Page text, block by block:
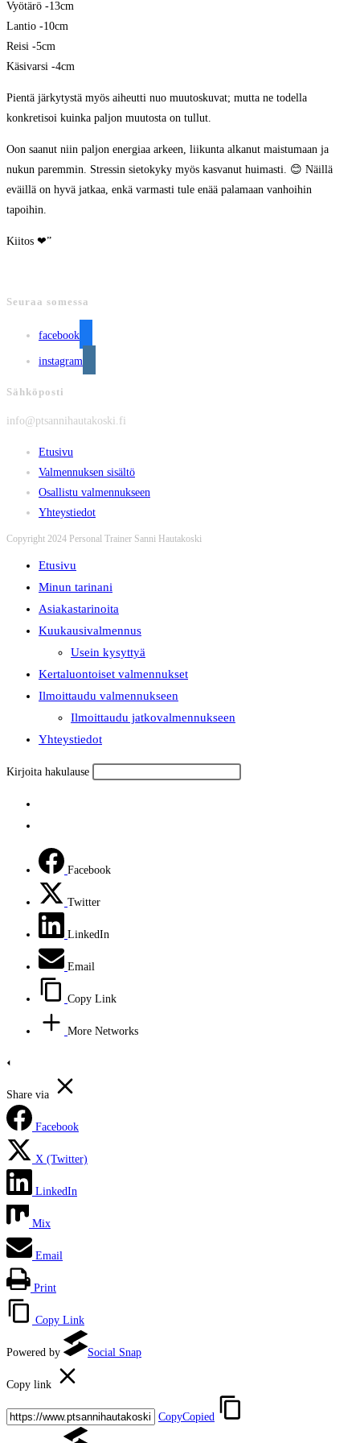
Vyötärö -13cm
Lantio -10cm
Reisi -5cm
Käsivarsi -4cm
Pientä järkytystä myös aiheutti nuo muutoskuvat; mutta ne todella
konkretisoi kuinka paljon muutosta on tullut.
Oon saanut niin paljon energiaa arkeen, liikunta alkanut maistumaan ja
nukun paremmin. Stressin sietokyky myös kasvanut huimasti. 😊 Näillä
eväillä on hyvä jatkaa, enkä varmasti tule enää palamaan vanhoihin
tapoihin.
Kiitos ❤”
Seuraa somessa
facebook
instagram
Sähköposti
info@ptsannihautakoski.fi
Etusivu
Valmennuksen sisältö
Osallistu valmennukseen
Yhteystiedot
Copyright 2024 Personal Trainer Sanni Hautakoski
Etusivu
Minun tarinani
Asiakastarinoita
Kuukausivalmennus
Usein kysyttyä
Kertaluontoiset valmennukset
Ilmoittaudu valmennukseen
Ilmoittaudu jatkovalmennukseen
Yhteystiedot
Kirjoita hakulause
Facebook
Twitter
LinkedIn
Email
Copy Link
More Networks
Share via
Facebook
X (Twitter)
LinkedIn
Mix
Email
Print
Copy Link
Powered by Social Snap
Copy link
CopyCopied